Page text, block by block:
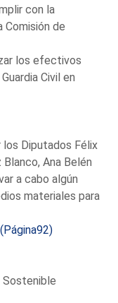
con la
Comisión de
los efectivos
Civil en
Diputados Félix
Ana Belén
a cabo algún
materiales para
(Página92)
Sostenible